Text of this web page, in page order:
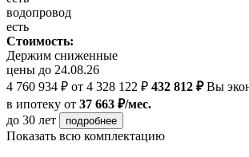
водопровод
есть
Стоимость:
Держим сниженные
цены до 24.08.26
4 760 934 ₽ от 4 328 122 ₽ 432 812 ₽Вы
в ипотеку от 37 663 ₽/мес.
до 30 лет
подробнее
Показать всю комплектацию